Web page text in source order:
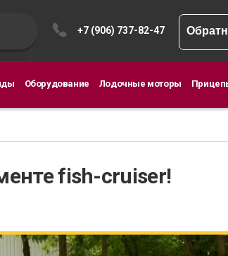
+7 (906) 737-82-47
Оборудование Лодочные моторы
fish-cruiser!